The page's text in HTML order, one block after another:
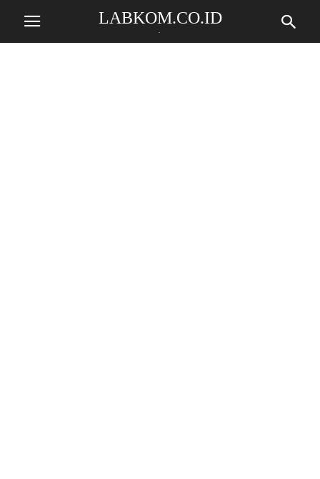
LABKOM.CO.ID